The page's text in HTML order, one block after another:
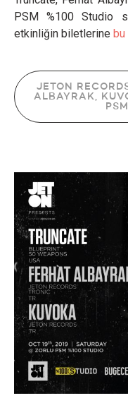
PSM %100 Studio
etkinliğin biletlerine bu
JETON
ALBAYRAK,